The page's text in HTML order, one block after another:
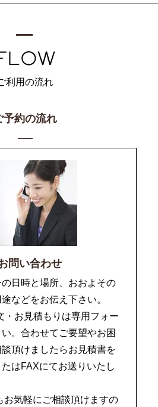
利用の流れ
予約の流れ
問い合わせ
日時と場所、おおよその
などをお伝え下さい。
・お見積もりは専用フォー
。合わせてご要望やお困
頂けましたらお見積書を
はFAXにてお送りいたし
お気軽にご相談頂けますの